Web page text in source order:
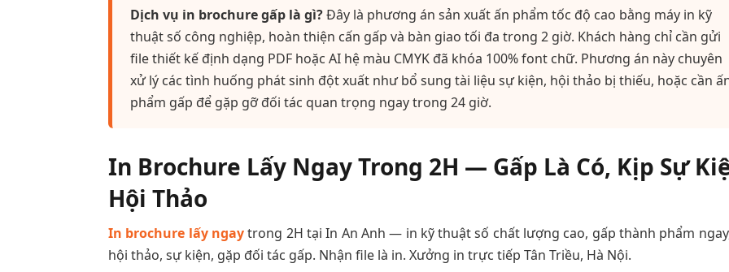
Dịch vụ in brochure gấp là gì?Đây là phương án sản xuất ấn phẩm tốc độ cao bằng máy in kỹ
thuật số công nghiệp, hoàn thiện cấn gấp và bàn giao tối đa trong 2 giờ. Khách hàng chỉ cần gửi
file thiết kế định dạng PDF hoặc AI hệ màu CMYK đã khóa 100% font chữ. Phương án này chuyên
xử lý các tình huống phát sinh đột xuất như bổ sung tài liệu sự kiện, hội thảo bị thiếu, hoặc cần
phẩm gấp để gặp gỡ đối tác quan trọng ngay trong 24 giờ.
In Brochure Lấy Ngay Trong 2H — Gấp Là Có, Kịp Sự
Hội Thảo
In brochure lấy ngaytrong 2H tại In An Anh — in kỹ thuật số chất lượng cao, gấp thành phẩm
hội thảo, sự kiện, gặp đối tác gấp. Nhận file là in. Xưởng in trực tiếp Tân Triều, Hà Nội.